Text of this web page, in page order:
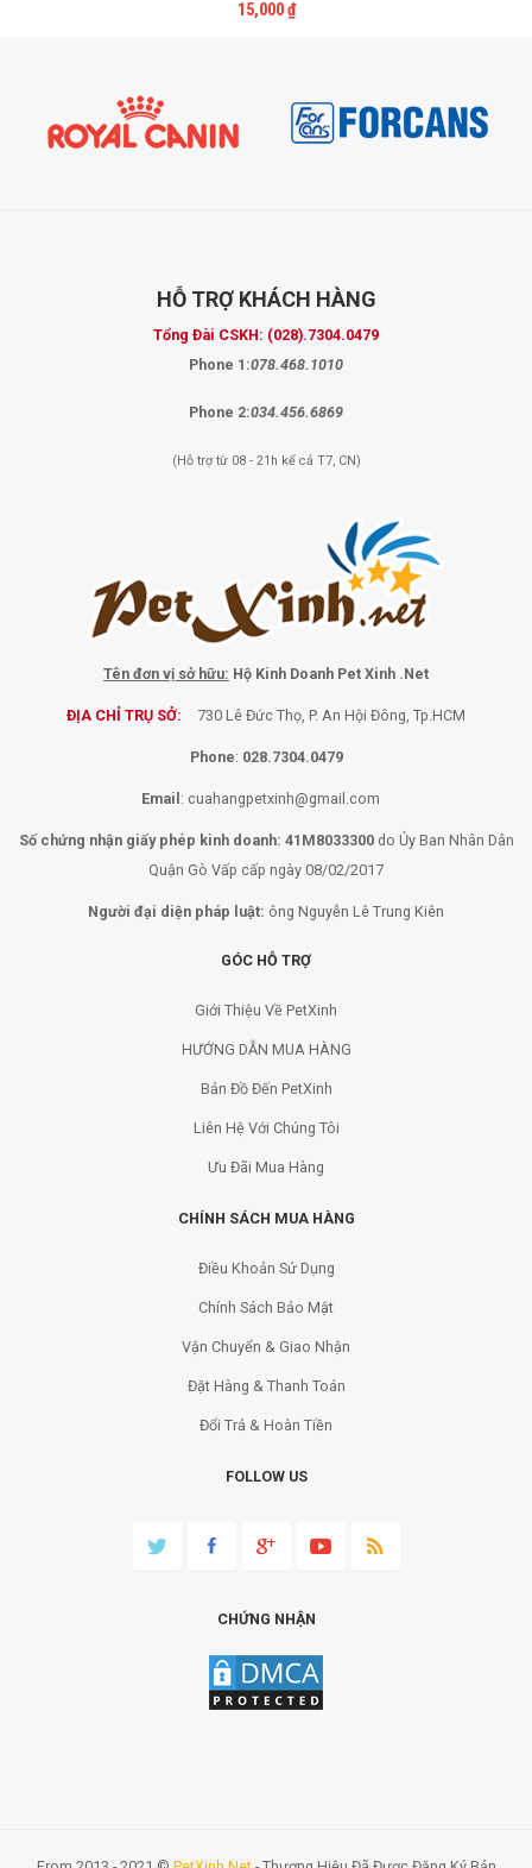
15,000₫
HỖ TRỢ KHÁCH HÀNG
Tổng Đài CSKH: (028).7304.0479
Phone 1:078.468.1010
Phone 2:034.456.6869
(Hỗ trợ từ 08 - 21h kể cả T7, CN)
Tên đơn vị sở hữu: Hộ Kinh Doanh Pet Xinh .Net
ĐỊA CHỈ TRỤ SỞ: 730 Lê Đức Thọ, P. An Hội Đông, Tp.HCM
Phone: 028.7304.0479
Email : cuahangpetxinh@gmail.com
Số chứng nhận giấy phép kinh doanh: 41M8033300do Ủy Ban Nhân Dân
Quận Gò Vấp cấp ngày 08/02/2017
Người đại diện pháp luật: ông Nguyễn Lê Trung Kiên
GÓC HỖ TRỢ
Giới Thiệu Về PetXinh
HƯỚNG DẪN MUA HÀNG
Bản Đồ Đến PetXinh
Liên Hệ Với Chúng Tôi
Ưu Đãi Mua Hàng
CHÍNH SÁCH MUA HÀNG
Điều Khoản Sử Dụng
Chính Sách Bảo Mật
Vận Chuyển & Giao Nhận
Đặt Hàng & Thanh Toán
Đổi Trả & Hoàn Tiền
FOLLOW US
CHỨNG NHẬN